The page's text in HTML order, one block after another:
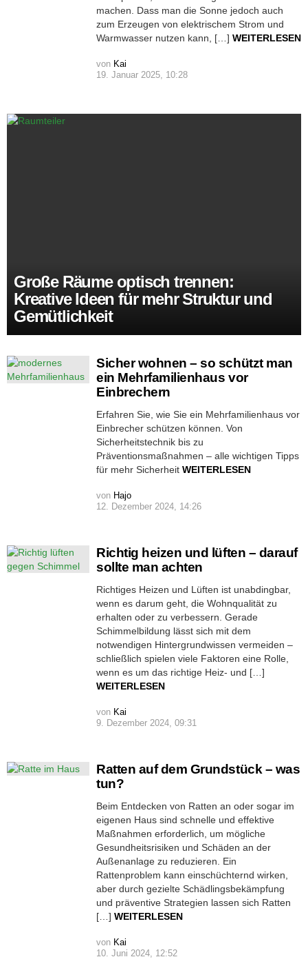
machen. Dass man die Sonne jedoch auch
zum Erzeugen von elektrischem Strom und
Warmwasser nutzen kann, […] WEITERLESEN
von Kai
19. Januar 2025, 10:28
Große Räume optisch trennen:
Kreative Ideen für mehr Struktur und
Gemütlichkeit
Sicher wohnen – so schützt man
ein Mehrfamilienhaus vor
Einbrechern
Erfahren Sie, wie Sie ein Mehrfamilienhaus vor
Einbrecher schützen können. Von
Sicherheitstechnik bis zu
Präventionsmaßnahmen – alle wichtigen Tipps
für mehr Sicherheit WEITERLESEN
von Hajo
12. Dezember 2024, 14:26
Richtig heizen und lüften – darauf
sollte man achten
Richtiges Heizen und Lüften ist unabdingbar,
wenn es darum geht, die Wohnqualität zu
erhalten oder zu verbessern. Gerade
Schimmelbildung lässt sich mit dem
notwendigen Hintergrundwissen vermeiden –
schließlich spielen viele Faktoren eine Rolle,
wenn es um das richtige Heiz- und […]
WEITERLESEN
von Kai
9. Dezember 2024, 09:31
Ratten auf dem Grundstück – was
tun?
Beim Entdecken von Ratten an oder sogar im
eigenen Haus sind schnelle und effektive
Maßnahmen erforderlich, um mögliche
Gesundheitsrisiken und Schäden an der
Außenanlage zu reduzieren. Ein
Rattenproblem kann einschüchternd wirken,
aber durch gezielte Schädlingsbekämpfung
und präventive Strategien lassen sich Ratten
[…] WEITERLESEN
von Kai
10. Juni 2024, 12:52